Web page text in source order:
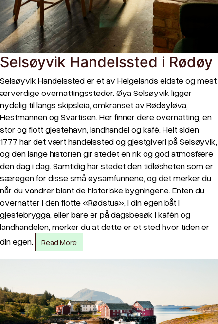
Selsøyvik Handelssted i Rødøy
Selsøyvik Handelssted er et av Helgelands eldste og mest
ærverdige overnattingssteder. Øya Selsøyvik ligger
nydelig til langs skipsleia, omkranset av Rødøyløva,
Hestmannen og Svartisen. Her finner dere overnatting, en
stor og flott gjestehavn, landhandel og kafé. Helt siden
1777 har det vært handelssted og gjestgiveri på Selsøyvik,
og den lange historien gir stedet en rik og god atmosfære
den dag i dag. Samtidig har stedet den tidløsheten som er
særegen for disse små øysamfunnene, og det merker du
når du vandrer blant de historiske bygningene. Enten du
overnatter i den flotte «Rødstua», i din egen båt i
gjestebrygga, eller bare er på dagsbesøk i kafén og
landhandelen, merker du at dette er et sted hvor tiden er
din egen.
Read More